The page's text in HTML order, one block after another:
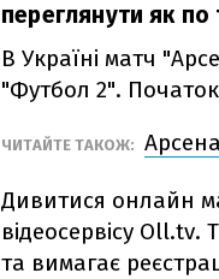
переглянути як
В Україні матч
"Футбол 2". Початок
ЧИТАЙТЕ ТАКОЖ:
Дивитися онлайн
відеосервісу
та вимагає